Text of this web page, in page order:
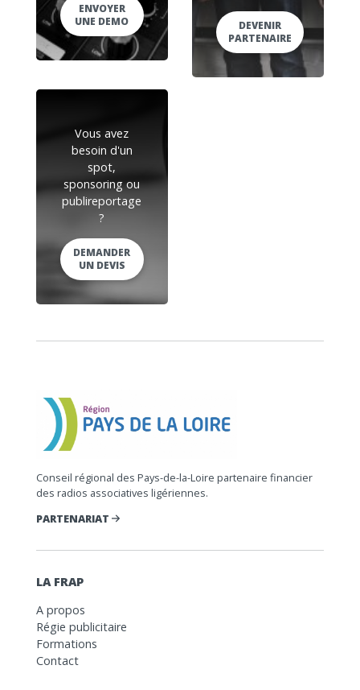
ENVOYER
UNE DEMO
DEVENIR
PARTENAIRE
Vous avez
besoin d'un
spot,
sponsoring ou
publireportage
?
DEMANDER
UN DEVIS
Conseil régional des Pays-de-la-Loire partenaire financier
des radios associatives ligériennes.
PARTENARIAT
LA FRAP
A propos
Régie publicitaire
Formations
Contact